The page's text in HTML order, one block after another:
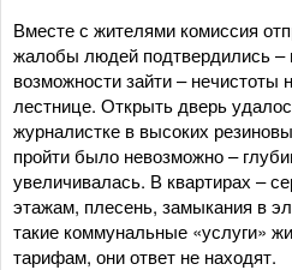
Вместе с жителями комиссия
жалобы людей подтвердились
возможности зайти – нечистоты
лестнице. Открыть дверь
журналистке в высоких
пройти было невозможно –
увеличивалась. В квартирах –
этажам, плесень, замыкания в
такие коммунальные «услуги»
тарифам, они ответ не находят.